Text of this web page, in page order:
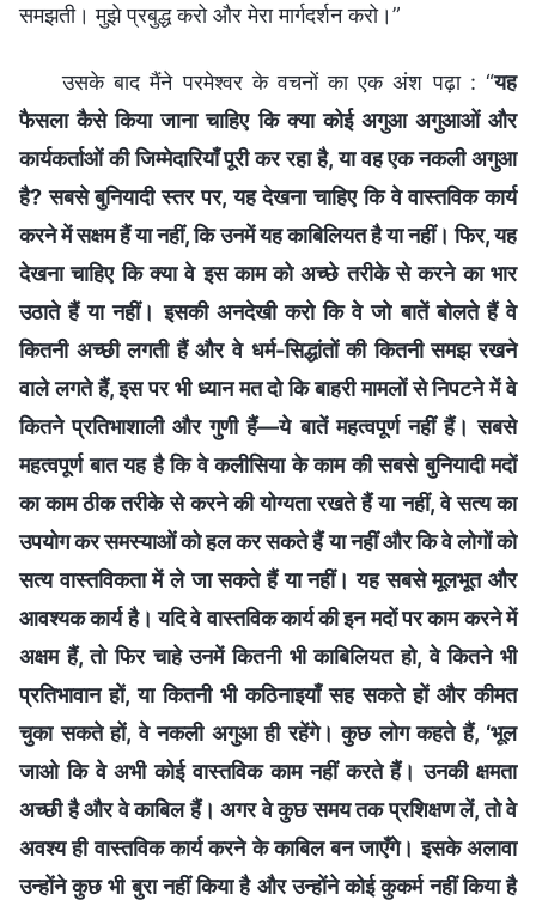
समझती। मुझे प्रबुद्ध करो और मेरा मार्गदर्शन करो।”
उसके बाद मैंने परमेश्वर के वचनों का एक अंश पढ़ा : “यह
फैसला कैसे किया जाना चाहिए कि क्या कोई अगुआ अगुआओं और
कार्यकर्ताओं की जिम्मेदारियाँ पूरी कर रहा है, या वह एक नकली अगुआ
है? सबसे बुनियादी स्तर पर, यह देखना चाहिए कि वे वास्तविक कार्य
करने में सक्षम हैं या नहीं, कि उनमें यह काबिलियत है या नहीं। फिर, यह
देखना चाहिए कि क्या वे इस काम को अच्छे तरीके से करने का भार
उठाते हैं या नहीं। इसकी अनदेखी करो कि वे जो बातें बोलते हैं वे
कितनी अच्छी लगती हैं और वे धर्म-सिद्धांतों की कितनी समझ रखने
वाले लगते हैं, इस पर भी ध्यान मत दो कि बाहरी मामलों से निपटने में वे
कितने प्रतिभाशाली और गुणी हैं—ये बातें महत्वपूर्ण नहीं हैं। सबसे
महत्वपूर्ण बात यह है कि वे कलीसिया के काम की सबसे बुनियादी मदों
का काम ठीक तरीके से करने की योग्यता रखते हैं या नहीं, वे सत्य का
उपयोग कर समस्याओं को हल कर सकते हैं या नहीं और कि वे लोगों को
सत्य वास्तविकता में ले जा सकते हैं या नहीं। यह सबसे मूलभूत और
आवश्यक कार्य है। यदि वे वास्तविक कार्य की इन मदों पर काम करने में
अक्षम हैं, तो फिर चाहे उनमें कितनी भी काबिलियत हो, वे कितने भी
प्रतिभावान हों, या कितनी भी कठिनाइयाँ सह सकते हों और कीमत
चुका सकते हों, वे नकली अगुआ ही रहेंगे। कुछ लोग कहते हैं, ‘भूल
जाओ कि वे अभी कोई वास्तविक काम नहीं करते हैं। उनकी क्षमता
अच्छी है और वे काबिल हैं। अगर वे कुछ समय तक प्रशिक्षण लें, तो वे
अवश्य ही वास्तविक कार्य करने के काबिल बन जाएँगे। इसके अलावा
उन्होंने कुछ भी बुरा नहीं किया है और उन्होंने कोई कुकर्म नहीं किया है